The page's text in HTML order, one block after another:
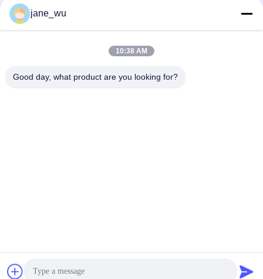
Доставщик. 2018-2025 ANHUI CRYSTRO CRYSTAL MATERIALS
Co., Ltd. Все. Все права защищены.
jane_wu
10:38 AM
Good day, what product are you looking for?